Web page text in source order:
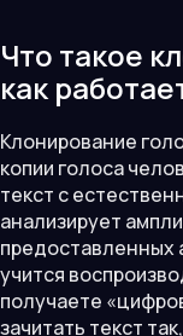
Что такое
как
Клонирование
копии голоса
текст с
анализирует
предоставленных
учится
получаете
зачитать текст